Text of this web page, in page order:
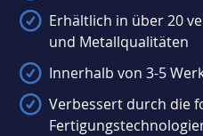
Erhältlich in über 20
und Metallqualitäten
Innerhalb von 3-5
Verbessert durch die